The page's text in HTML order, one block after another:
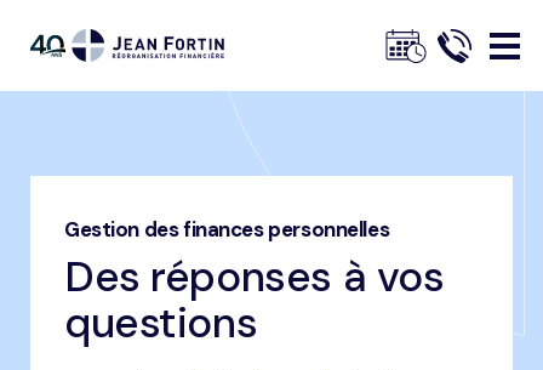
Fortin
Accueil Nos conseils
Conseils de gestion financière
Des réponses à vos questions
Trustpilot
Gestion des finances personnelles
Des réponses à vos
questions